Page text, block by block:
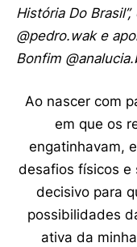
História Do
@pedro.wak e
Bonfim
Ao nascer com
em que os
engatinhavam,
desafios físicos e
decisivo para
possibilidades
ativa da